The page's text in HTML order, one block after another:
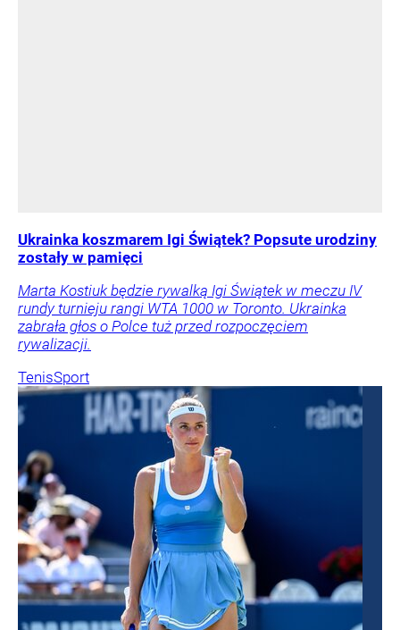
Ukrainka koszmarem Igi Świątek? Popsute urodziny
zostały w pamięci
Marta Kostiuk będzie rywalką Igi Świątek w meczu IV
rundy turnieju rangi WTA 1000 w Toronto. Ukrainka
zabrała głos o Polce tuż przed rozpoczęciem
rywalizacji.
TenisSport